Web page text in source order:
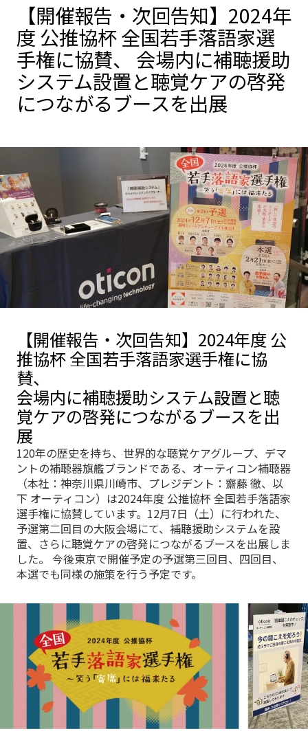
【開催報告・次回告知】2024年
度 公推協杯 全国若手落語家選
手権に協賛、 会場内に補聴援助
システム設置と聴覚ケアの啓発
につながるブースを出展
【開催報告・次回告知】2024年度 公
推協杯 全国若手落語家選手権に協
賛、
会場内に補聴援助システム設置と聴
覚ケアの啓発につながるブースを出
展
120年の歴史を持ち、世界的な聴覚ケアグループ、デマ
ントの補聴器旗艦ブランドである、オーティコン補聴器
（本社：神奈川県川崎市、プレジデント：齋藤 徹、以
下 オーティコン）は2024年度 公推協杯 全国若手落語家
選手権に協賛しています。12月7日（土）に行われた、
予選第二回目の大阪会場にて、補聴援助システムを設
置、さらに聴覚ケアの啓発につながるブースを出展しま
した。 今後東京で開催予定の予選第三回目、四回目、
本選でも同様の施策を行う予定です。